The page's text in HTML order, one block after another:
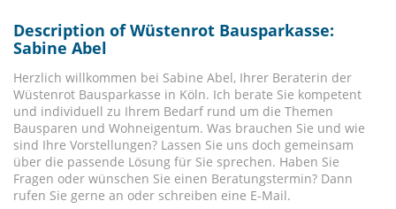
Description of Wüstenrot Bausparkasse:
Sabine Abel
Herzlich willkommen bei Sabine Abel, Ihrer Beraterin der
Wüstenrot Bausparkasse in Köln. Ich berate Sie kompetent
und individuell zu Ihrem Bedarf rund um die Themen
Bausparen und Wohneigentum. Was brauchen Sie und wie
sind Ihre Vorstellungen? Lassen Sie uns doch gemeinsam
über die passende Lösung für Sie sprechen. Haben Sie
Fragen oder wünschen Sie einen Beratungstermin? Dann
rufen Sie gerne an oder schreiben eine E-Mail.